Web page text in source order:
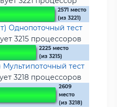
2571 место
(из 3221)
Однопоточный тест
3215 процессоров
2225 место
(из 3215)
Мультипоточный тест
3218 процессоров
2609
место
(из 3218)